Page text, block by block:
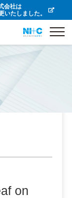
会社は
いたしました。
on